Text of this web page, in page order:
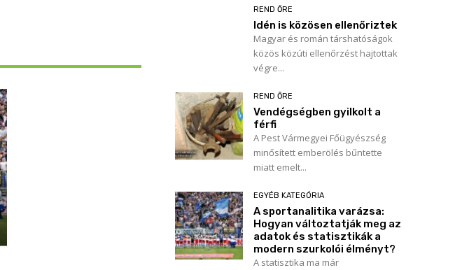
REND ŐRE
Idén is közösen ellenőriztek
Magyar és román társhatóságok
közös közúti ellenőrzést hajtottak
végre...
REND ŐRE
Vendégségben gyilkolt a
férfi
A Pest Vármegyei Főügyészség
minősített emberölés bűntette
miatt emelt...
EGYÉB KATEGÓRIA
A sportanalitika varázsa:
Hogyan változtatják meg az
adatok és statisztikák a
modern szurkolói élményt?
A statisztika ma már